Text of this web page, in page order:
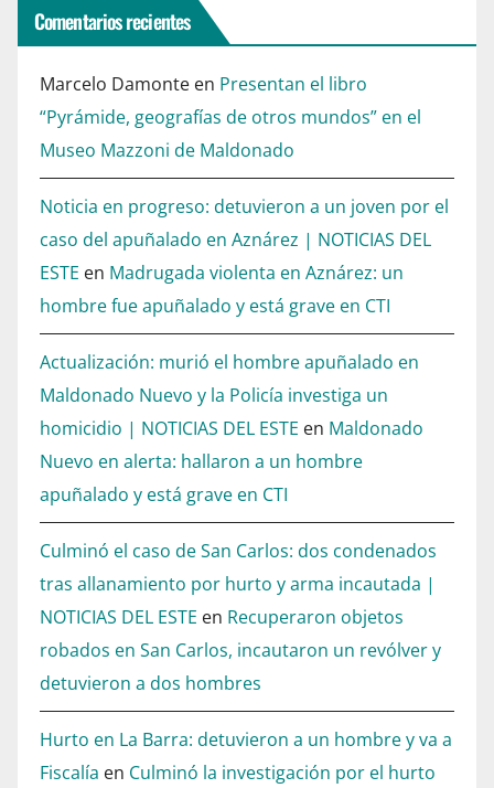
Comentarios recientes
Marcelo Damonte en Presentan el libro
“Pyrámide, geografías de otros mundos” en el
Museo Mazzoni de Maldonado
Noticia en progreso: detuvieron a un joven por el
caso del apuñalado en Aznárez | NOTICIAS DEL
ESTE en Madrugada violenta en Aznárez: un
hombre fue apuñalado y está grave en CTI
Actualización: murió el hombre apuñalado en
Maldonado Nuevo y la Policía investiga un
homicidio | NOTICIAS DEL ESTE en Maldonado
Nuevo en alerta: hallaron a un hombre
apuñalado y está grave en CTI
Culminó el caso de San Carlos: dos condenados
tras allanamiento por hurto y arma incautada |
NOTICIAS DEL ESTE en Recuperaron objetos
robados en San Carlos, incautaron un revólver y
detuvieron a dos hombres
Hurto en La Barra: detuvieron a un hombre y va a
Fiscalía en Culminó la investigación por el hurto